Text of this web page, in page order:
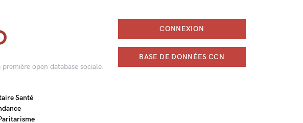
open database sociale.
CONNEXION
BASE DE DONNÉES CCN
Santé